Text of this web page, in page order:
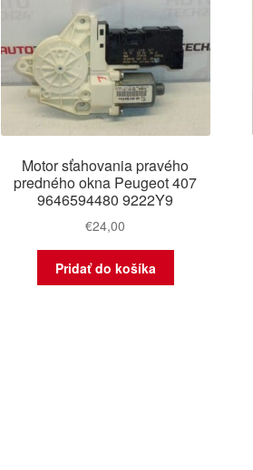
Motor sťahovania pravého
predného okna Peugeot 407
9646594480 9222Y9
€24,00
Pridať do košíka